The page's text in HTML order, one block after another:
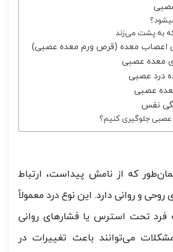
به پشت می‌زند
اعصاب معده (قرص ورم معده عصبی)
معده عصبی
درد عصبی
عصبی
نفس
عصبی جلوگیری کنیم؟
که از نامش پیداست، ارتباط
و روانی دارد. این نوع درد معمولاً
فرد تحت استرس یا فشارهای روانی
می‌توانند باعث تغییرات در